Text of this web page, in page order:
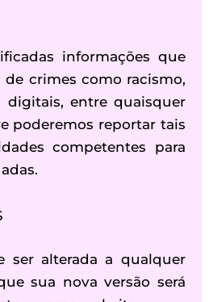
informações que
crimes como racismo,
digitais, entre quaisquer
poderemos reportar tais
competentes para
ser alterada a qualquer
sua nova versão será